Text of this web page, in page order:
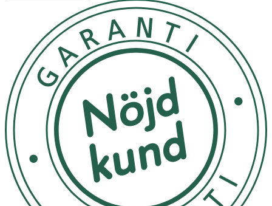
Kosttillskottet tillverkas i Sverige och är helt vegansk.
Användning & Dosering
- Rekommenderad daglig dos: 2 kapslar dagligen.
- Intas inför den tid på dygnet då behovet är som störst,
med eller utan måltid.
- Kapseln kan öppnas och innehållet blandas med valfri
vätska (undvik värme).
- Överskrid inte rekommenderad dos.
- Kosttillskott bör inte användas som alternativ till en